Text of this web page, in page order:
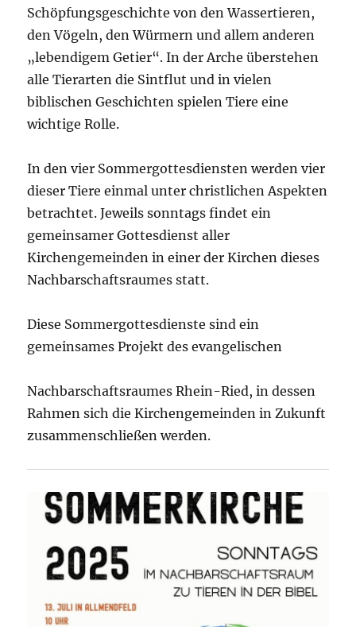
Schöpfungsgeschichte von den Wassertieren,
den Vögeln, den Würmern und allem anderen
„lebendigem Getier“. In der Arche überstehen
alle Tierarten die Sintflut und in vielen
biblischen Geschichten spielen Tiere eine
wichtige Rolle.
In den vier Sommergottesdiensten werden vier
dieser Tiere einmal unter christlichen Aspekten
betrachtet. Jeweils sonntags findet ein
gemeinsamer Gottesdienst aller
Kirchengemeinden in einer der Kirchen dieses
Nachbarschaftsraumes statt.
Diese Sommergottesdienste sind ein
gemeinsames Projekt des evangelischen
Nachbarschaftsraumes Rhein-Ried, in dessen
Rahmen sich die Kirchengemeinden in Zukunft
zusammenschließen werden.